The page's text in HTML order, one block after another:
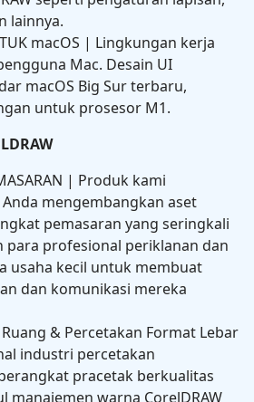
lainnya.
macOS | Lingkungan kerja
Mac. Desain UI
macOS Big Sur terbaru,
untuk prosesor M1.
| Produk kami
mengembangkan aset
pemasaran yang seringkali
para profesional periklanan dan
usaha kecil untuk membuat
dan komunikasi mereka
& Percetakan Format Lebar
industri percetakan
pracetak berkualitas
manajemen warna CorelDRAW